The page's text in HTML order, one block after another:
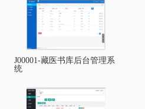
J00001-藏医书库后台管理系
统